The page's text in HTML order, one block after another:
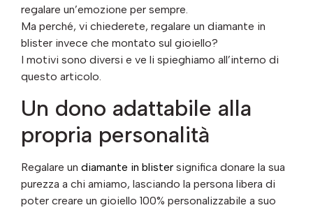
regalare un’emozione per sempre.
Ma perché, vi chiederete, regalare un diamante in
blister invece che montato sul gioiello?
I motivi sono diversi e ve li spieghiamo all’interno di
questo articolo.
Un dono adattabile alla
propria personalità
Regalare un diamante in blister significa donare la sua
purezza a chi amiamo, lasciando la persona libera di
poter creare un gioiello 100% personalizzabile a suo